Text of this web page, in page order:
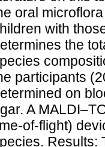
oral
with
the
participants
on
A
of-flight)
Results: